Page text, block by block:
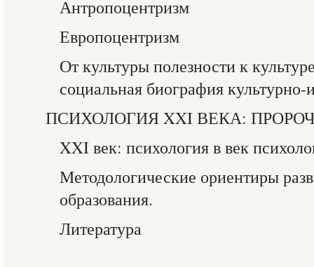
Антропоцентризм
Европоцентризм
От культуры полезности к
социальная биография
ПСИХОЛОГИЯ XXI ВЕКА:
XXI век: психология в век
Методологические ориентиры
образования.
Литература